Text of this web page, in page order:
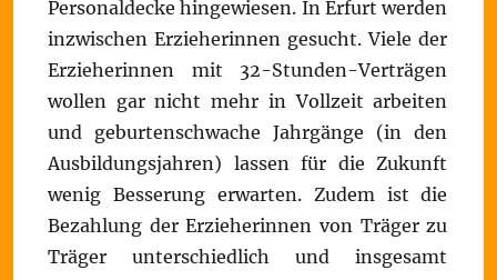
Personaldecke hingewiesen. In Erfurt werden
inzwischen Erzieherinnen gesucht. Viele der
Erzieherinnen mit 32-Stunden-Verträgen
wollen gar nicht mehr in Vollzeit arbeiten
und geburtenschwache Jahrgänge (in den
Ausbildungsjahren) lassen für die Zukunft
wenig Besserung erwarten. Zudem ist die
Bezahlung der Erzieherinnen von Träger zu
Träger unterschiedlich und insgesamt